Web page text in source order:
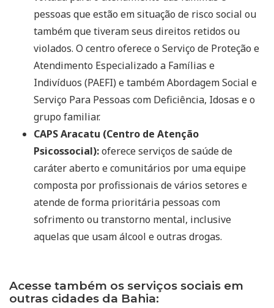
pessoas que estão em situação de risco social ou
também que tiveram seus direitos retidos ou
violados. O centro oferece o Serviço de Proteção e
Atendimento Especializado a Famílias e
Indivíduos (PAEFI) e também Abordagem Social e
Serviço Para Pessoas com Deficiência, Idosas e o
grupo familiar.
CAPS Aracatu (Centro de Atenção
Psicossocial):oferece serviços de saúde de
caráter aberto e comunitários por uma equipe
composta por profissionais de vários setores e
atende de forma prioritária pessoas com
sofrimento ou transtorno mental, inclusive
aquelas que usam álcool e outras drogas.
Acesse também os serviços sociais em
outras cidades da Bahia: